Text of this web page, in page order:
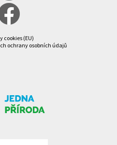
cookies (EU)
ochrany osobních údajů